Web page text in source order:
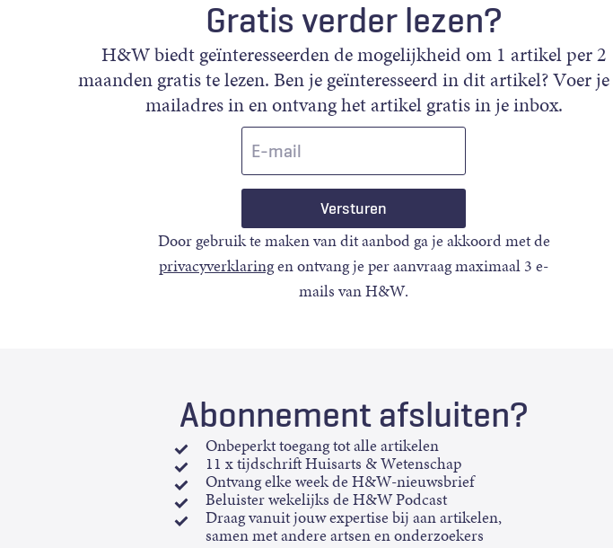
Gratis verder lezen?
H&W biedt geïnteresseerden de mogelijkheid om 1 artikel per 2
maanden gratis te lezen. Ben je geïnteresseerd in dit artikel? Voer
mailadres in en ontvang het artikel gratis in je inbox.
Door gebruik te maken van dit aanbod ga je akkoord met de
privacyverklaringen ontvang je per aanvraag maximaal 3 e-
mails van H&W.
Abonnement afsluiten?
Onbeperkt toegang tot alle artikelen
11 x tijdschrift Huisarts & Wetenschap
Ontvang elke week de H&W-nieuwsbrief
Beluister wekelijks de H&W Podcast
Draag vanuit jouw expertise bij aan artikelen,
samen met andere artsen en onderzoekers